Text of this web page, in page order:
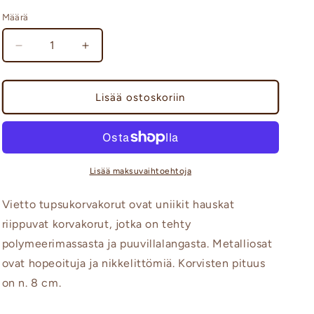
Määrä
Vähennä
tuotteen
Vietto
tupsukorvakorut
määrää
Lisää
tuotteen
Vietto
tupsukorvakorut
määrää
Lisää ostoskoriin
Lisää maksuvaihtoehtoja
Vietto tupsukorvakorut ovat uniikit hauskat
riippuvat korvakorut, jotka on tehty
polymeerimassasta ja puuvillalangasta. Metalliosat
ovat hopeoituja ja nikkelittömiä. Korvisten pituus
on n. 8 cm.